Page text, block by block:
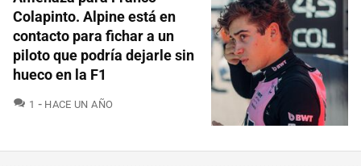
Colapinto. Alpine está en
contacto para fichar a un
piloto que podría dejarle sin
hueco en la F1
1 COMENTARIOS
HACE UN AÑO